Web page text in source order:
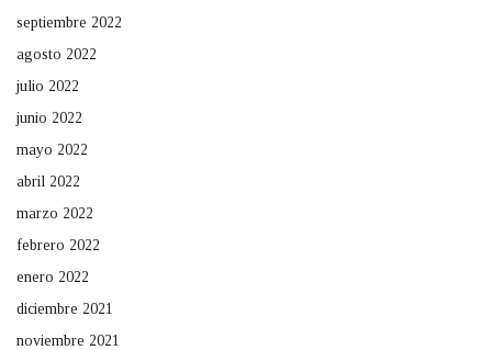
septiembre 2022
agosto 2022
julio 2022
junio 2022
mayo 2022
abril 2022
marzo 2022
febrero 2022
enero 2022
diciembre 2021
noviembre 2021